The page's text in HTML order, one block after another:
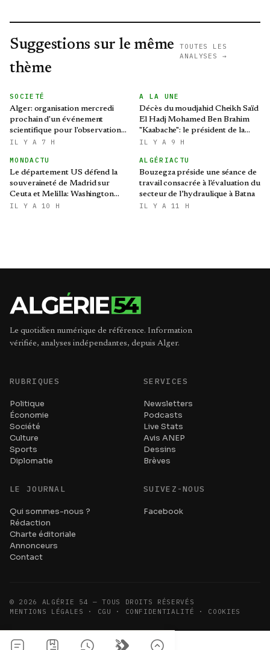
Suggestions sur le même
thème
TOUTES LES
ANALYSES →
SOCIETÉ
Alger: organisation mercredi
prochain d'un événement
scientifique pour l'observation
de l'éclipse solaire partielle
IL Y A 7 H
A LA UNE
Décès du moudjahid Cheikh Saïd
El Hadj Mohamed Ben Brahim
"Kaabache": le président de la
République présente ses
IL Y A 9 H
MONDACTU
Le département US défend la
souveraineté de Madrid sur
Ceuta et Melilla: Washington
refroidit les ambitions
IL Y A 10 H
ALGÉRIACTU
Bouzegza préside une séance de
travail consacrée à l'évaluation du
secteur de l’hydraulique à Batna
IL Y A 11 H
Le quotidien numérique de référence. Information
vérifiée, analyses indépendantes, depuis Alger.
RUBRIQUES
Politique
Économie
Société
Culture
Sports
Diplomatie
SERVICES
Newsletters
Podcasts
Live Stats
Avis ANEP
Dessins
Brèves
LE JOURNAL
Qui sommes-nous ?
Rédaction
Charte éditoriale
Annonceurs
Contact
SUIVEZ-NOUS
Facebook
© 2026
ALGÉRIE 54 — TOUS DROITS RÉSERVÉS
MENTIONS LÉGALES · CGU · CONFIDENTIALITÉ · COOKIES